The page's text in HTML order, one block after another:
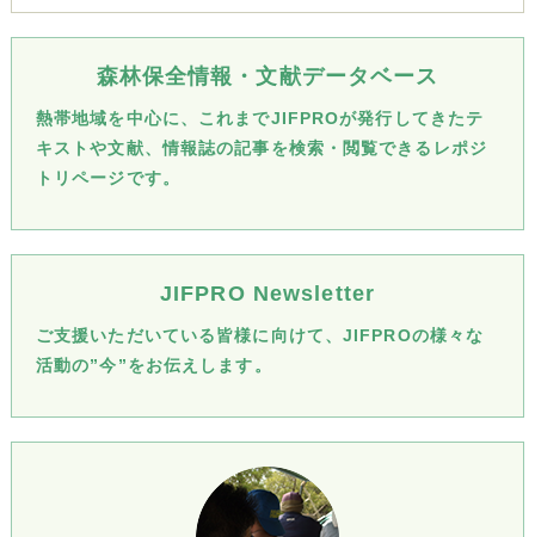
森林保全情報・文献データベース
熱帯地域を中心に、これまでJIFPROが発行してきたテ
キストや文献、情報誌の記事を検索・閲覧できるレポジ
トリページです。
JIFPRO Newsletter
ご支援いただいている皆様に向けて、JIFPROの様々な
活動の”今”をお伝えします。